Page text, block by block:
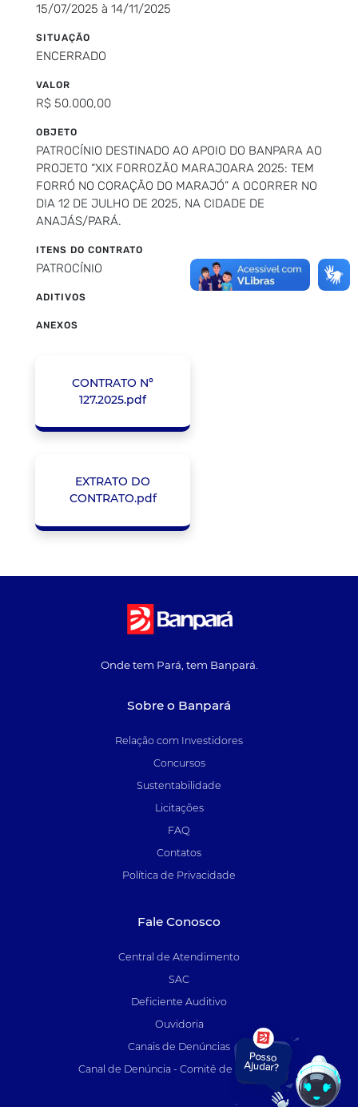
15/07/2025 à 14/11/2025
SITUAÇÃO
ENCERRADO
VALOR
R$ 50.000,00
OBJETO
PATROCÍNIO DESTINADO AO APOIO DO BANPARA AO
PROJETO “XIX FORROZÃO MARAJOARA 2025: TEM
FORRÓ NO CORAÇÃO DO MARAJÓ” A OCORRER NO
DIA 12 DE JULHO DE 2025, NA CIDADE DE
ANAJÁS/PARÁ.
ITENS DO CONTRATO
PATROCÍNIO
ADITIVOS
ANEXOS
CONTRATO Nº
127.2025.pdf
EXTRATO DO
CONTRATO.pdf
Onde tem Pará, tem Banpará.
Sobre o Banpará
Relação com Investidores
Concursos
Sustentabilidade
Licitações
FAQ
Contatos
Política de Privacidade
Fale Conosco
Central de Atendimento
SAC
Deficiente Auditivo
Ouvidoria
Canais de Denúncias
Canal de Denúncia - Comitê de Auditoria